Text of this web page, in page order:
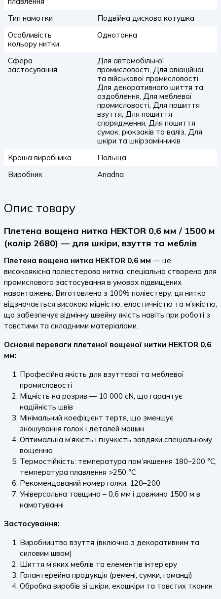
Тип намотки
Подвійна дискова котушка
Особливість
кольору нитки
Однотонна
Сфера
застосування
Для автомобільної
промисловості, Для авіаційної
та військової промисловості,
Для декоративного шиття та
оздоблення, Для меблевої
промисловості, Для пошиття
взуття, Для пошиття
спорядження, Для пошиття
сумок, рюкзаків та валіз, Для
шкіри та шкірзамінників
Країна виробника
Польща
Виробник
Ariadna
Опис товару
Плетена вощена нитка HEKTOR 0,6 мм / 1500 м
(колір 2680) — для шкіри, взуття та меблів
Плетена вощена нитка HEKTOR 0,6 мм — це
високоякісна поліестерова нитка, спеціально створена для
промислового застосування в умовах підвищених
навантажень. Виготовлена з 100% поліестеру, ця нитка
відзначається високою міцністю, еластичністю та м’якістю,
що забезпечує відмінну швейну якість навіть при роботі з
товстими та складними матеріалами.
Основні переваги плетеної вощеної нитки HEKTOR 0,6
мм:
Професійна якість для взуттєвої та меблевої
промисловості
Міцність на розрив — 10 000 cN, що гарантує
надійність швів
Мінімальний коефіцієнт тертя, що зменшує
зношування голок і деталей машин
Оптимальна м’якість і гнучкість завдяки спеціальному
вощенню
Термостійкість: температура пом’якшення 180–200 °C,
температура плавлення >250 °C
Рекомендований номер голки: 120–200
Універсальна товщина – 0,6 мм і довжина 1500 м в
намотуванні
Застосування:
Виробництво взуття (включно з декоративним та
силовим швом)
Шиття м’яких меблів та елементів інтер’єру
Галантерейна продукція (ремені, сумки, гаманці)
Обробка виробів зі шкіри, екошкіри та товстих тканин